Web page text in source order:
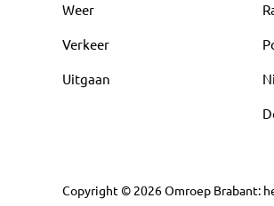
Weer
Verkeer
Uitgaan
Copyright © 2026Omroep Brabant: